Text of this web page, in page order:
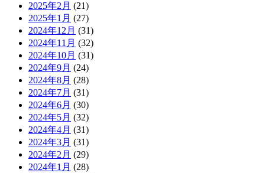
2025年2月 (21)
2025年1月 (27)
2024年12月 (31)
2024年11月 (32)
2024年10月 (31)
2024年9月 (24)
2024年8月 (28)
2024年7月 (31)
2024年6月 (30)
2024年5月 (32)
2024年4月 (31)
2024年3月 (31)
2024年2月 (29)
2024年1月 (28)